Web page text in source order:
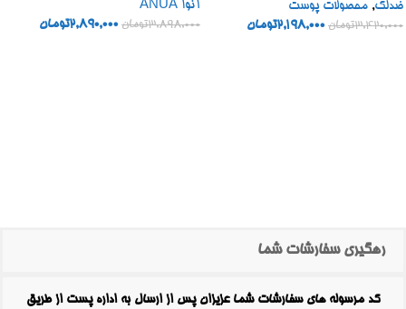
ضدلک, محصولات پوست
3,420,000تومان 2,198,000تومان
آنوا ANUA
3,898,000تومان 2,890,000تومان
رهگیری سفارشات شما
کد مرسوله های سفارشات شما عزیزان پس از ارسال به اداره پست از طریق